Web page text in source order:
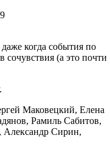
когда события по
(а это почти
Маковецкий, Елена
Рамиль Сабитов,
Александр Сирин,